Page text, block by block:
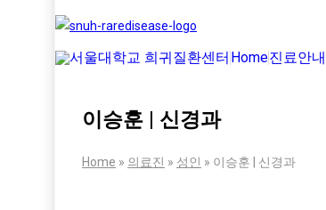
Home진료안내
이승훈 | 신경과
Home » 의료진 » 성인 » 이승훈 | 신경과